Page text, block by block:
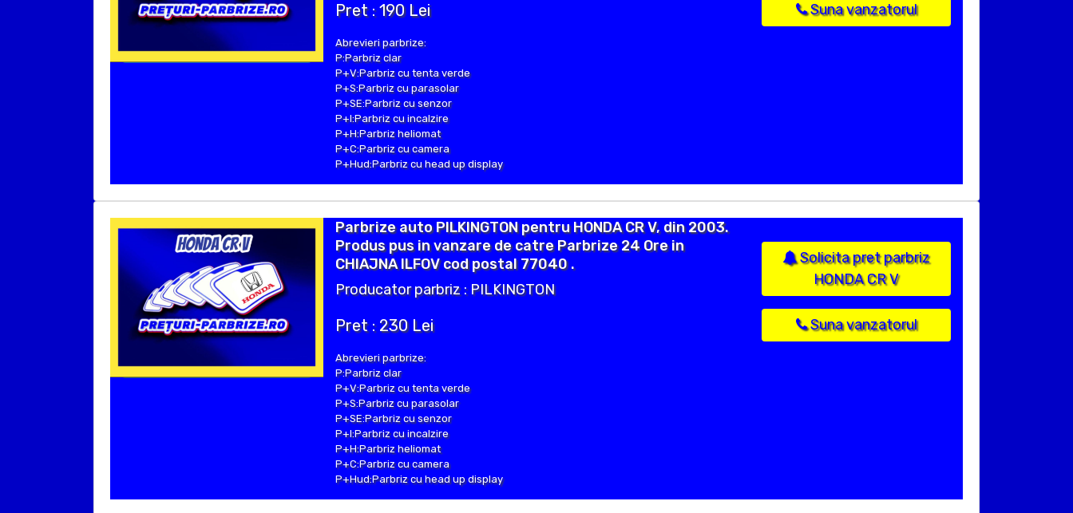
Pret : 190 Lei
Abrevieri parbrize:
P:Parbriz clar
P+V:Parbriz cu tenta verde
P+S:Parbriz cu parasolar
P+SE:Parbriz cu senzor
P+I:Parbriz cu incalzire
P+H:Parbriz heliomat
P+C:Parbriz cu camera
P+Hud:Parbriz cu head up display
Suna vanzatorul
Parbrize auto PILKINGTON pentru HONDA CR V, din 2003.
Produs pus in vanzare de catre Parbrize 24 Ore in
CHIAJNA ILFOV cod postal 77040 .
Producator parbriz : PILKINGTON
Pret : 230 Lei
Abrevieri parbrize:
P:Parbriz clar
P+V:Parbriz cu tenta verde
P+S:Parbriz cu parasolar
P+SE:Parbriz cu senzor
P+I:Parbriz cu incalzire
P+H:Parbriz heliomat
P+C:Parbriz cu camera
P+Hud:Parbriz cu head up display
Solicita pret parbriz
HONDA CR V
Suna vanzatorul